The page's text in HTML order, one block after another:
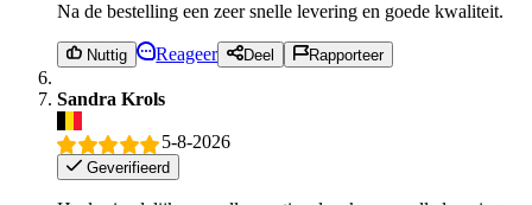
Na de bestelling een zeer snelle levering en goede kwaliteit.
Nuttig Reageer Deel Rapporteer
Sandra Krols
5-8-2026
Geverifieerd